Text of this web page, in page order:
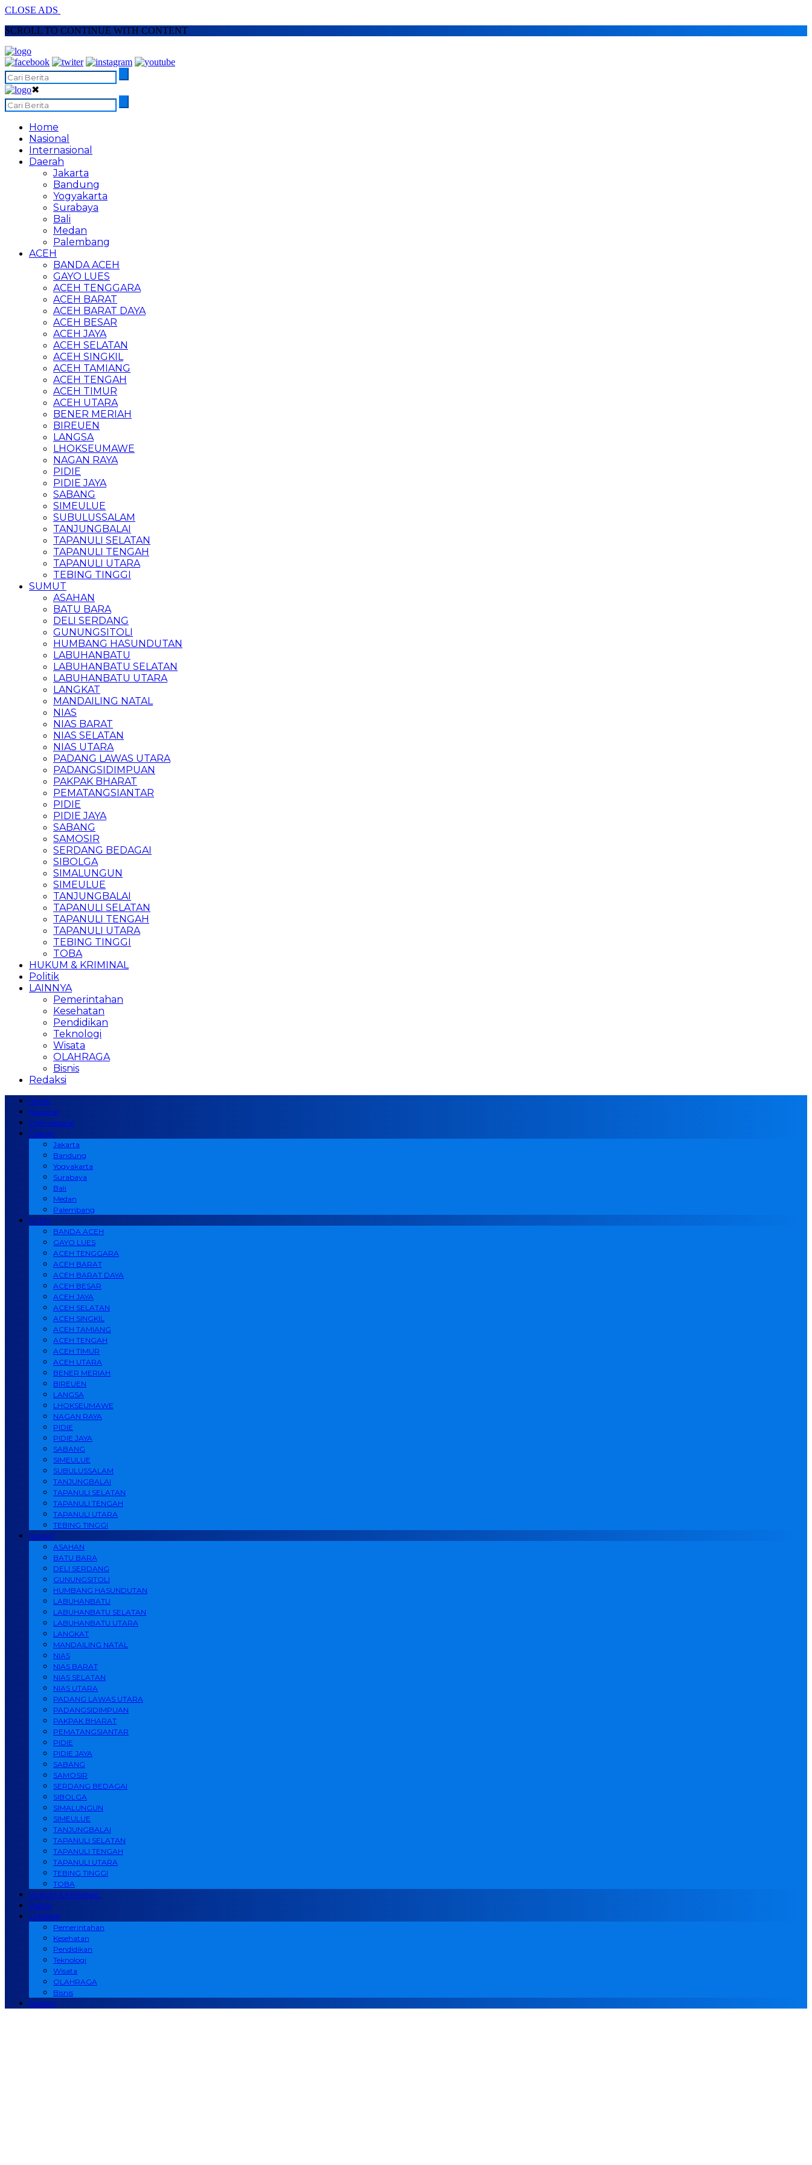
CLOSE ADS
SCROLL TO CONTINUE WITH CONTENT
✖
Home
Nasional
Internasional
Daerah
Jakarta
Bandung
Yogyakarta
Surabaya
Bali
Medan
Palembang
ACEH
BANDA ACEH
GAYO LUES
ACEH TENGGARA
ACEH BARAT
ACEH BARAT DAYA
ACEH BESAR
ACEH JAYA
ACEH SELATAN
ACEH SINGKIL
ACEH TAMIANG
ACEH TENGAH
ACEH TIMUR
ACEH UTARA
BENER MERIAH
BIREUEN
LANGSA
LHOKSEUMAWE
NAGAN RAYA
PIDIE
PIDIE JAYA
SABANG
SIMEULUE
SUBULUSSALAM
TANJUNGBALAI
TAPANULI SELATAN
TAPANULI TENGAH
TAPANULI UTARA
TEBING TINGGI
SUMUT
ASAHAN
BATU BARA
DELI SERDANG
GUNUNGSITOLI
HUMBANG HASUNDUTAN
LABUHANBATU
LABUHANBATU SELATAN
LABUHANBATU UTARA
LANGKAT
MANDAILING NATAL
NIAS
NIAS BARAT
NIAS SELATAN
NIAS UTARA
PADANG LAWAS UTARA
PADANGSIDIMPUAN
PAKPAK BHARAT
PEMATANGSIANTAR
PIDIE
PIDIE JAYA
SABANG
SAMOSIR
SERDANG BEDAGAI
SIBOLGA
SIMALUNGUN
SIMEULUE
TANJUNGBALAI
TAPANULI SELATAN
TAPANULI TENGAH
TAPANULI UTARA
TEBING TINGGI
TOBA
HUKUM & KRIMINAL
Politik
LAINNYA
Pemerintahan
Kesehatan
Pendidikan
Teknologi
Wisata
OLAHRAGA
Bisnis
Redaksi
Home
Nasional
Internasional
Daerah
Jakarta
Bandung
Yogyakarta
Surabaya
Bali
Medan
Palembang
ACEH
BANDA ACEH
GAYO LUES
ACEH TENGGARA
ACEH BARAT
ACEH BARAT DAYA
ACEH BESAR
ACEH JAYA
ACEH SELATAN
ACEH SINGKIL
ACEH TAMIANG
ACEH TENGAH
ACEH TIMUR
ACEH UTARA
BENER MERIAH
BIREUEN
LANGSA
LHOKSEUMAWE
NAGAN RAYA
PIDIE
PIDIE JAYA
SABANG
SIMEULUE
SUBULUSSALAM
TANJUNGBALAI
TAPANULI SELATAN
TAPANULI TENGAH
TAPANULI UTARA
TEBING TINGGI
SUMUT
ASAHAN
BATU BARA
DELI SERDANG
GUNUNGSITOLI
HUMBANG HASUNDUTAN
LABUHANBATU
LABUHANBATU SELATAN
LABUHANBATU UTARA
LANGKAT
MANDAILING NATAL
NIAS
NIAS BARAT
NIAS SELATAN
NIAS UTARA
PADANG LAWAS UTARA
PADANGSIDIMPUAN
PAKPAK BHARAT
PEMATANGSIANTAR
PIDIE
PIDIE JAYA
SABANG
SAMOSIR
SERDANG BEDAGAI
SIBOLGA
SIMALUNGUN
SIMEULUE
TANJUNGBALAI
TAPANULI SELATAN
TAPANULI TENGAH
TAPANULI UTARA
TEBING TINGGI
TOBA
HUKUM & KRIMINAL
Politik
LAINNYA
Pemerintahan
Kesehatan
Pendidikan
Teknologi
Wisata
OLAHRAGA
Bisnis
Redaksi